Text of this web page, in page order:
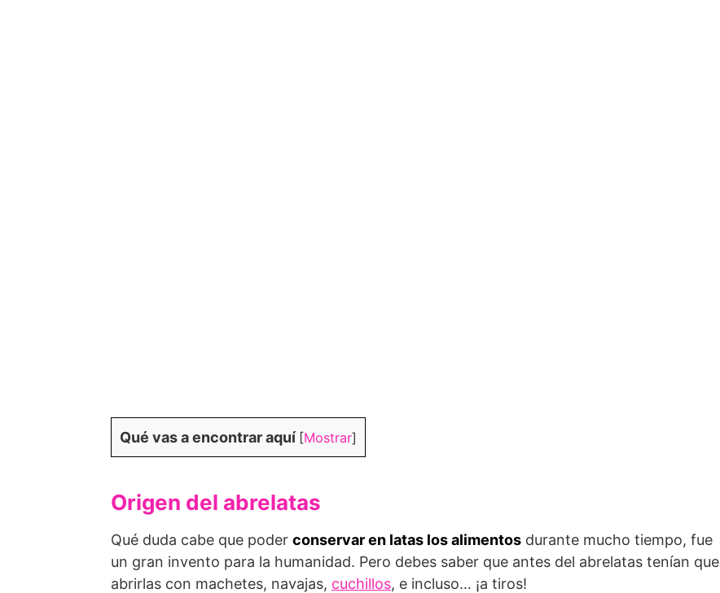
Qué vas a encontrar aquí [Mostrar]
Origen del abrelatas
Qué duda cabe que poder conservar en latas los alimentos durante mucho tiempo, fue
un gran invento para la humanidad. Pero debes saber que antes del abrelatas tenían que
abrirlas con machetes, navajas, cuchillos, e incluso… ¡a tiros!